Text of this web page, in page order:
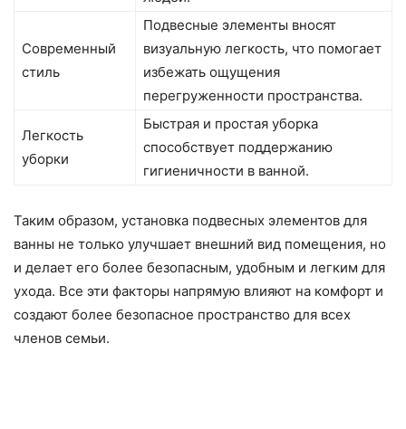
Современный
стиль
Подвесные элементы вносят
визуальную легкость, что помогает
избежать ощущения
перегруженности пространства.
Легкость
уборки
Быстрая и простая уборка
способствует поддержанию
гигиеничности в ванной.
Таким образом, установка подвесных элементов для
ванны не только улучшает внешний вид помещения, но
и делает его более безопасным, удобным и легким для
ухода. Все эти факторы напрямую влияют на комфорт и
создают более безопасное пространство для всех
членов семьи.